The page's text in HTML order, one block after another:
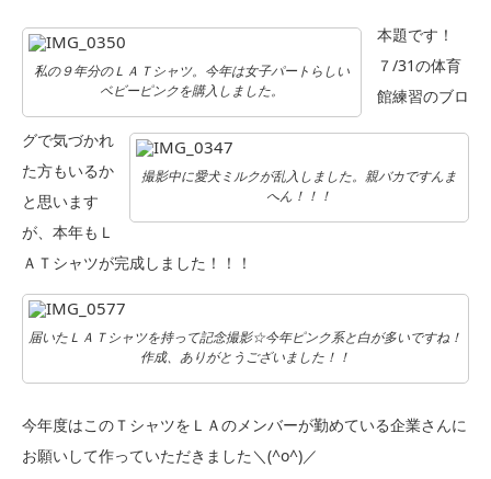
私の９年分のＬＡＴシャツ。今年は女子パートらしい
ベビーピンクを購入しました。
撮影中に愛犬ミルクが乱入しました。親バカですんま
へん！！！
本題です！
７/31の体育
館練習のブロ
グで気づかれ
た方もいるか
と思います
が、本年もＬ
ＡＴシャツが完成しました！！！
届いたＬＡＴシャツを持って記念撮影☆今年ピンク系と白が多いですね！
作成、ありがとうございました！！
今年度はこのＴシャツをＬＡのメンバーが勤めている企業さんに
お願いして作っていただきました＼(^o^)／